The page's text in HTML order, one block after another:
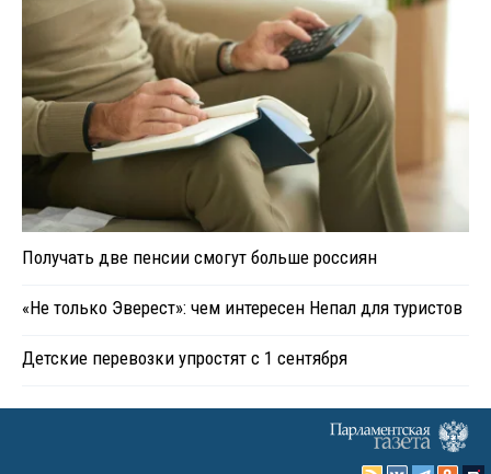
Получать две пенсии смогут больше россиян
«Не только Эверест»: чем интересен Непал для туристов
Детские перевозки упростят с 1 сентября